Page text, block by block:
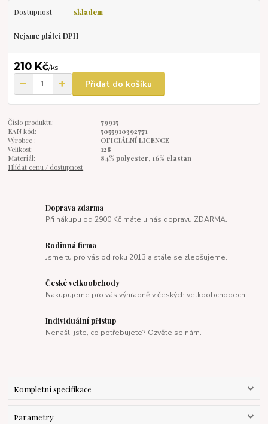
Dostupnost skladem
Nejsme plátci DPH
210 Kč/ks
Přidat do košíku
Číslo produktu:
79915
EAN kód:
5055910392771
Výrobce :
OFICIÁLNÍ LICENCE
Velikost:
128
Materiál:
84% polyester, 16% elastan
Hlídat cenu / dostupnost
Doprava zdarma
Při nákupu od 2900 Kč máte u nás dopravu ZDARMA.
Rodinná firma
Jsme tu pro vás od roku 2013 a stále se zlepšujeme.
České velkoobchody
Nakupujeme pro vás výhradně v českých velkoobchodech.
Individuální přistup
Nenašli jste, co potřebujete? Ozvěte se nám.
Kompletní specifikace
Parametry